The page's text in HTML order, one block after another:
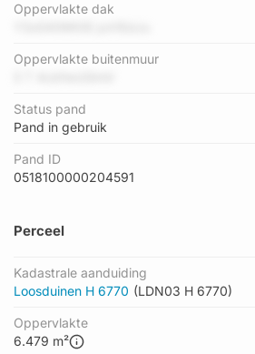
Oppervlakte dak
Oppervlakte buitenmuur
Status pand
Pand in gebruik
Pand ID
0518100000204591
Perceel
Kadastrale aanduiding
Loosduinen H 6770 (LDN03 H 6770)
Oppervlakte
6.479 m²